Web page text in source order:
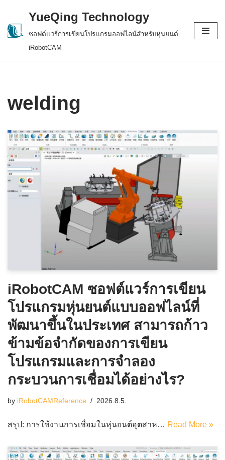
Skip
YueQing Technology
ซอฟต์แวร์การเขียนโปรแกรมออฟไลน์สำหรับหุ่นยนต์
iRobotCAM
welding
iRobotCAM ซอฟต์แวร์การเขียน
โปรแกรมหุ่นยนต์แบบออฟไลน์ที่
พัฒนาขึ้นในประเทศ สามารถก้าว
ข้ามข้อจำกัดของการเขียน
โปรแกรมและการจำลอง
กระบวนการเชื่อมได้อย่างไร?
by iRobotCAMReference 2026.8.5.
สรุป: การใช้งานการเชื่อมในหุ่นยนต์อุตสาห… Read More »